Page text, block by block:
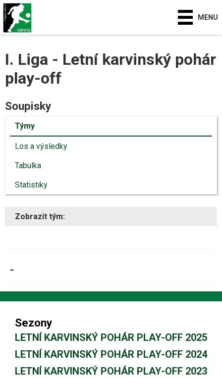
MENU
I. Liga - Letní karvinský pohár
play-off
Soupisky
Týmy
Los a výsledky
Tabulka
Statistiky
Zobrazit tým:
-
Sezony
LETNÍ KARVINSKÝ POHÁR PLAY-OFF 2025
LETNÍ KARVINSKÝ POHÁR PLAY-OFF 2024
LETNÍ KARVINSKÝ POHÁR PLAY-OFF 2023